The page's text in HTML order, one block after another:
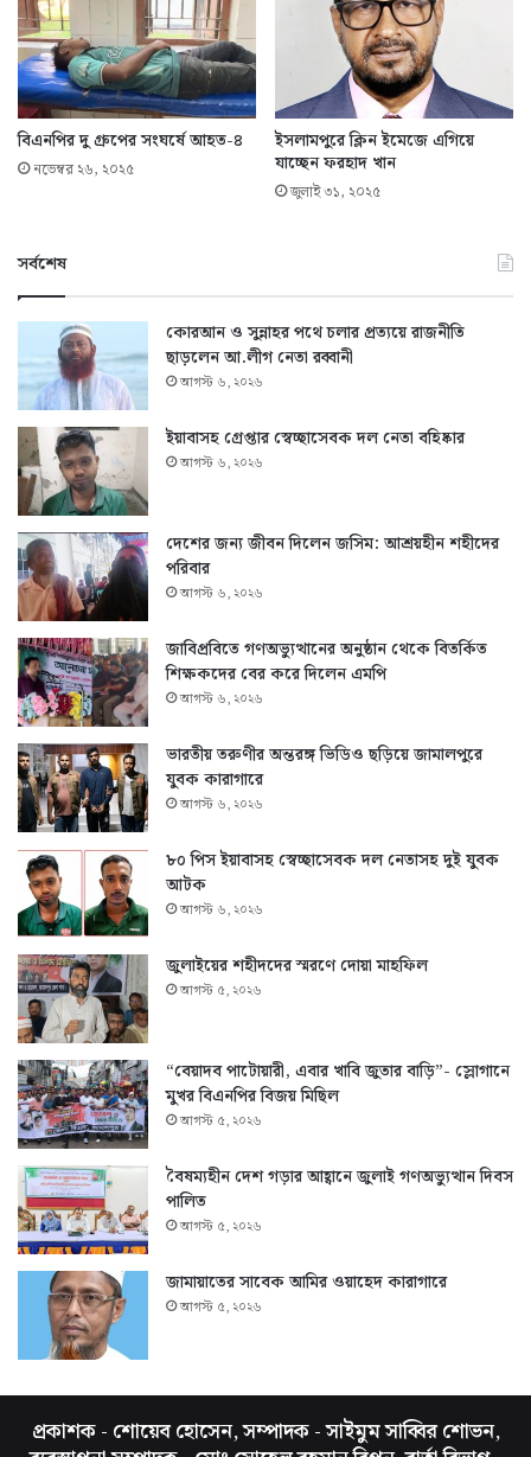
বিএনপির দু গ্রুপের সংঘর্ষে আহত-৪
নভেম্বর ২৬, ২০২৫
ইসলামপুরে ক্লিন ইমেজে এগিয়ে
যাচ্ছেন ফরহাদ খান
জুলাই ৩১, ২০২৫
সর্বশেষ
কোরআন ও সুন্নাহর পথে চলার প্রত্যয়ে রাজনীতি
ছাড়লেন আ.লীগ নেতা রব্বানী
আগস্ট ৬, ২০২৬
ইয়াবাসহ গ্রেপ্তার স্বেচ্ছাসেবক দল নেতা বহিষ্কার
আগস্ট ৬, ২০২৬
দেশের জন্য জীবন দিলেন জসিম: আশ্রয়হীন শহীদের
পরিবার
আগস্ট ৬, ২০২৬
জাবিপ্রবিতে গণঅভ্যুত্থানের অনুষ্ঠান থেকে বিতর্কিত
শিক্ষকদের বের করে দিলেন এমপি
আগস্ট ৬, ২০২৬
ভারতীয় তরুণীর অন্তরঙ্গ ভিডিও ছড়িয়ে জামালপুরে
যুবক কারাগারে
আগস্ট ৬, ২০২৬
৮০ পিস ইয়াবাসহ স্বেচ্ছাসেবক দল নেতাসহ দুই যুবক
আটক
আগস্ট ৬, ২০২৬
জুলাইয়ের শহীদদের স্মরণে দোয়া মাহফিল
আগস্ট ৫, ২০২৬
“বেয়াদব পাটোয়ারী, এবার খাবি জুতার বাড়ি”- স্লোগানে
মুখর বিএনপির বিজয় মিছিল
আগস্ট ৫, ২০২৬
বৈষম্যহীন দেশ গড়ার আহ্বানে জুলাই গণঅভ্যুত্থান দিবস
পালিত
আগস্ট ৫, ২০২৬
জামায়াতের সাবেক আমির ওয়াহেদ কারাগারে
আগস্ট ৫, ২০২৬
প্রকাশক - শোয়েব হোসেন, সম্পাদক - সাইমুম সাব্বির শোভন,